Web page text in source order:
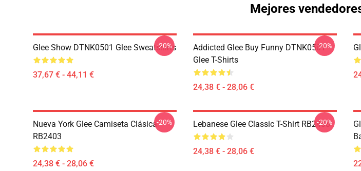
Mejores
Glee Show DTNK0501 Glee Sweatshirts
37,67 € - 44,11 €
-20%
Addicted Glee Buy Funny DTNK0501
Glee T-Shirts
24,38 € - 28,06 €
-20%
Nueva York Glee Camiseta Clásica
RB2403
24,38 € - 28,06 €
-20% Lebanese Glee Classic T-Shirt RB2403
24,38 € - 28,06 €
-20%